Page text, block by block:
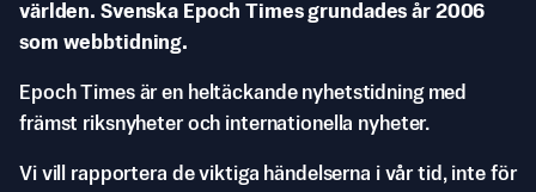
världen. Svenska Epoch Times grundades år 2006
som webbtidning.
Epoch Times är en heltäckande nyhetstidning med
främst riksnyheter och internationella nyheter.
Vi vill rapportera de viktiga händelserna i vår tid, inte för